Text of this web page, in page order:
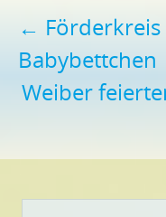
←
Babybettchen
Weiber